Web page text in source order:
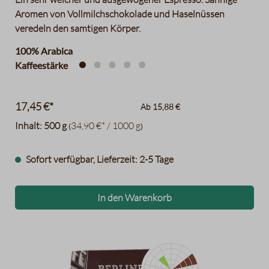
Aromen von Vollmilchschokolade und Haselnüssen
veredeln den samtigen Körper.
100% Arabica
Kaffeestärke
Inhalt: 500 g (34,90 €* / 1000 g)
17,45 €* Ab 15,88 €
Sofort verfügbar, Lieferzeit: 2-5 Tage
In den Warenkorb